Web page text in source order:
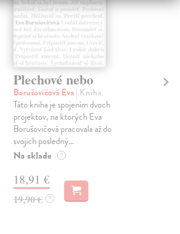
Plechové nebo
Borušovičová Eva| Kniha
Táto kniha je spojením dvoch
projektov, na ktorých Eva
Borušovičová pracovala až do
svojich posledný...
Na sklade ?
18,91 €
19,90 € ?